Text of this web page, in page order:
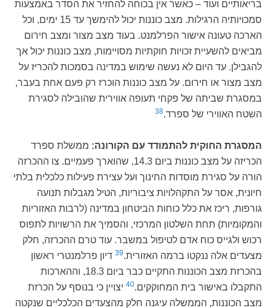
בריאותיים ועוד – כאשר אין בכוחה להחזיר את הסדר באמצעות
סמכויותיה הרגילות. מצב כוננות יכול להימשך עד 15 ימים, וכל
הארכה טעונה אישור הפרלמנט. בעוד מצב מצור ומצב חירום
מביאים להשעיית זכויות חוקתיות מסויימות, מצב כוננות יכול אך
להגבילן. עד היום לא נעשה שימוש במדינה בסמכות להכריז על
מצב מצור או חירום. על מצב כוננות הוכרז רק פעם אחת בעבר,
במסגרת שביתה של פקחי תעופה אווירית שהובילה לסגירת
השטח האווירי של ספרד.38
המסגרת החוקית להתמודד עם הקורונה: ממשלת ספרד
הכריזה על מצב כוננות ביום 14.3, שהוארך פעמיים. צו ההכרזה
הורה על סגירת מוסדות החינוך ועל עצירת פעילות כלכלית בלתי
חיונית, אסר על התקהלויות ציבוריות, הטיל מגבלות תנועה
גורפות, ריכז את כלל כוחות הביטחון במדינה (לרבות האזוריות
והמקומיות) תחת השלטון המרכזי, והסמיך את הרשויות לתפוס
רכוש ולגייס כוח אדם לטיפול במשבר. עוד טרם ההכרזה, חלק
מצעדים אלה ננקטו ברמה האזורית.39 דיון פרלמנטרי ראשון
בהכרזת מצב הכוננות התקיים כבר ביום 18.3, וההארכות
התקבלו באישור בית המחוקקים.40 יצויין כי בנוסף על הכרזת
מצב הכוננות, הממשלה עיגנה חלק מהצעדים הכלכליים שנקטה